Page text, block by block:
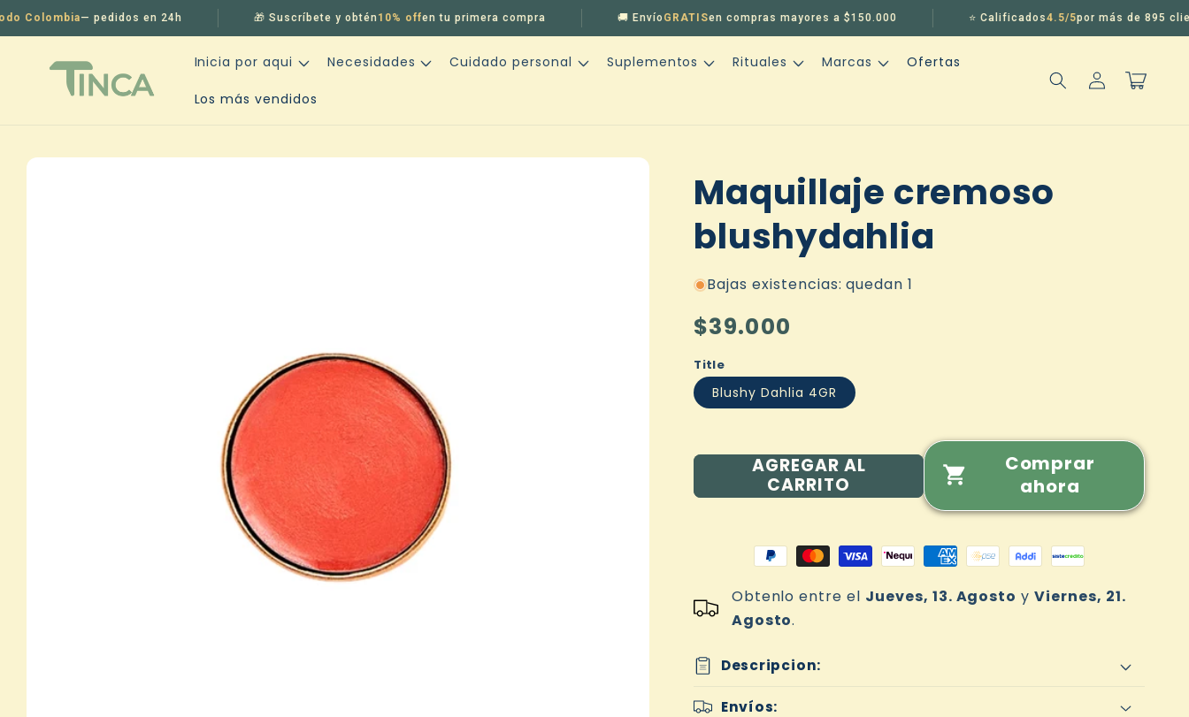
contenido
— pedidos en 24h 🎁 Suscríbete y obtén10% offen tu primera compra 🚚 Envío GRATISen compras mayores a $150.000 ⭐ Calificados4.5/5por más de 895
Inicia por aqui Necesidades Cuidado personal Suplementos Rituales Marcas Ofertas
Los más vendidos
Iniciar
sesión
Carrito
directamente
Maquillaje cremoso
blushydahlia
Bajas existencias: quedan 1
Precio
$39.000
Title
Blushy Dahlia 4GR
AGREGAR AL
CARRITO
Comprar
ahora
Obtenlo entre el Jueves, 13. Agosto yViernes, 21.
Agosto.
Descripcion:
Envíos: